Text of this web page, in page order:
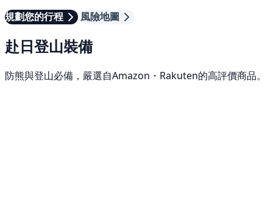
規劃您的行程
風險地圖
赴日登山裝備
防熊與登山必備，嚴選自Amazon・Rakuten的高評價商品。